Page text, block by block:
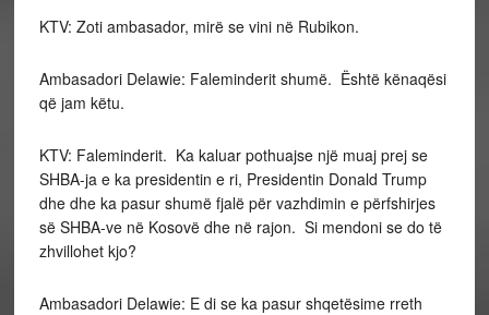
KTV: Zoti ambasador, mirë se vini në Rubikon.
Ambasadori Delawie: Faleminderit shumë. Është kënaqësi
që jam këtu.
KTV: Faleminderit. Ka kaluar pothuajse një muaj prej se
SHBA-ja e ka presidentin e ri, Presidentin Donald Trump
dhe dhe ka pasur shumë fjalë për vazhdimin e përfshirjes
së SHBA-ve në Kosovë dhe në rajon. Si mendoni se do të
zhvillohet kjo?
Ambasadori Delawie: E di se ka pasur shqetësime rreth